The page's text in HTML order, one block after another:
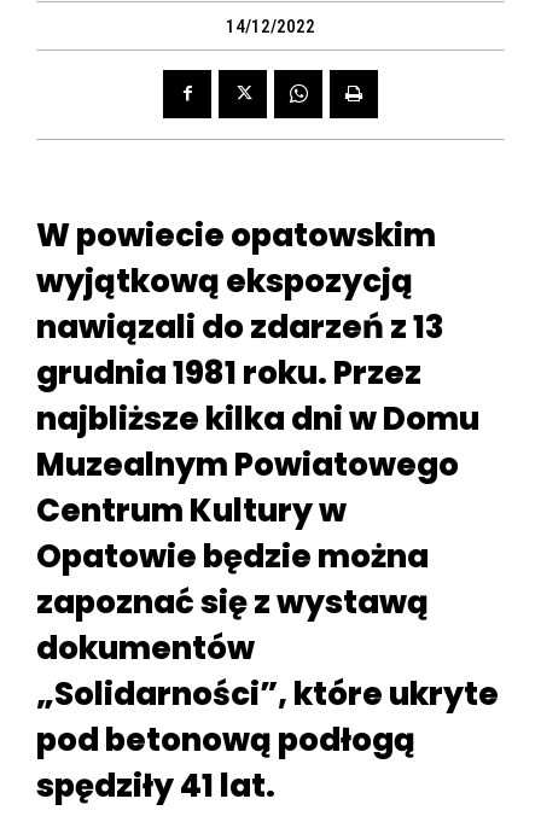
14/12/2022
W powiecie opatowskim
wyjątkową ekspozycją
nawiązali do zdarzeń z 13
grudnia 1981 roku. Przez
najbliższe kilka dni w Domu
Muzealnym Powiatowego
Centrum Kultury w
Opatowie będzie można
zapoznać się z wystawą
dokumentów
„Solidarności”, które ukryte
pod betonową podłogą
spędziły 41 lat.